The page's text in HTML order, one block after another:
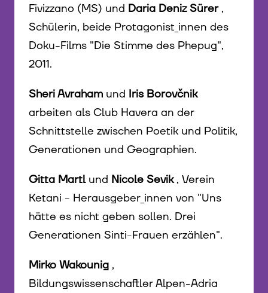
Fivizzano (MS) und Daria Deniz Sürer,
Schülerin, beide Protagonist_innen des
Doku-Films "Die Stimme des Phepug",
2011.
Sheri Avraham und Iris Borovčnik
arbeiten als Club Havera an der
Schnittstelle zwischen Poetik und Politik,
Generationen und Geographien.
Gitta Martlund Nicole Sevik, Verein
Ketani - Herausgeber_innen von "Uns
hätte es nicht geben sollen. Drei
Generationen Sinti-Frauen erzählen".
Mirko Wakounig ,
Bildungswissenschaftler Alpen-Adria